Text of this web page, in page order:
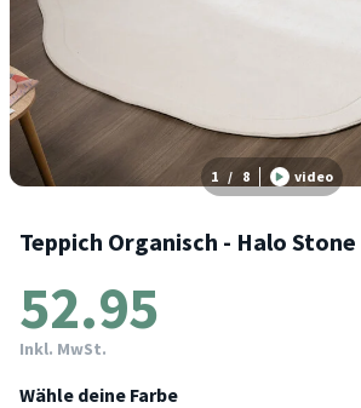
1 / 8 video
Teppich Organisch - Halo
52.95
Inkl. MwSt.
Wähle deine Farbe